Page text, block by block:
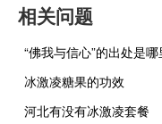
相关问题
“佛我与信心”的出处是哪
冰激凌糖果的功效
河北有没有冰激凌套餐